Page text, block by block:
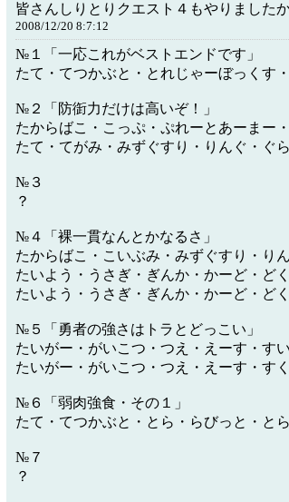
皆さんしりとりクエスト４もやりましたか
2008/12/20 8:7:12
№１「一応これがベストエンドです」
たて・てつかぶと・とれじゃーぼっくす
№２「防衘力だけは高いぞ！」
たからばこ・こっぷ・ぷれーとあーまー
たて・てがみ・みずぐすり・りんぐ・ぐ
№３
？
№４「裸一貫なんとかなるさ」
たからばこ・こいぶみ・みずぐすり・り
たいよう・うさぎ・ぎんか・かーど・ど
たいよう・うさぎ・ぎんか・かーど・ど
№５「勇者の強さはトラとどっこい」
たいがー・がいこつ・つえ・えーす・す
たいがー・がいこつ・つえ・えーす・す
№６「弱肉強食・その１」
たて・てつかぶと・とら・らびっと・と
№７
？